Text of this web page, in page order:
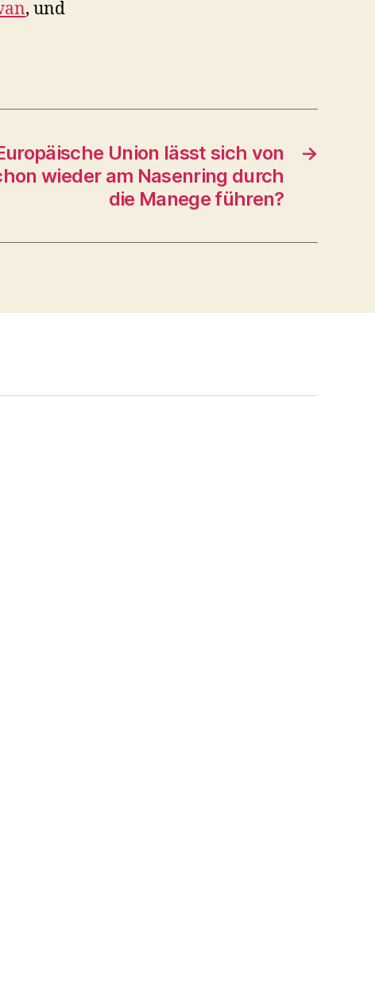
, und
→
Union lässt sich von
wieder am Nasenring durch
die Manege führen?